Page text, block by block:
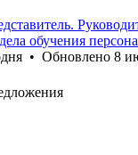
обучения
• Обновлено 8